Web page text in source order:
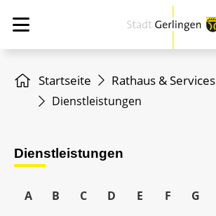
Startseite Rathaus & Services
Dienstleistungen
Dienstleistungen
A B C D E F G